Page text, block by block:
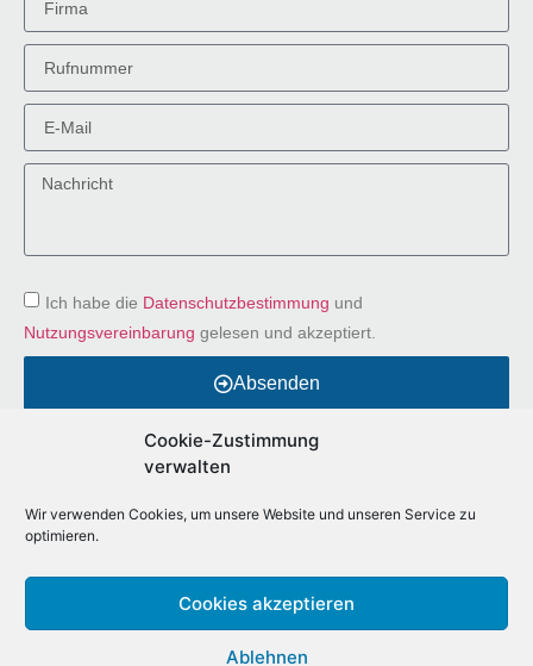
Cookie-Zustimmung
verwalten
Wir verwenden Cookies, um unsere Website und unseren Service zu
optimieren.
Cookies akzeptieren
Ablehnen
Ich habe die Datenschutzbestimmung und
Nutzungsvereinbarung gelesen und akzeptiert.
Absenden